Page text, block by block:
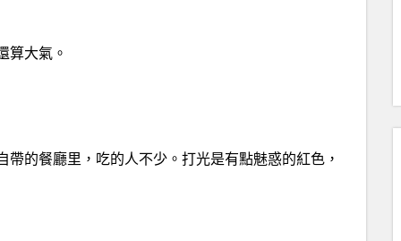
算大氣。
的餐廳里，吃的人不少。打光是有點魅惑的紅色，